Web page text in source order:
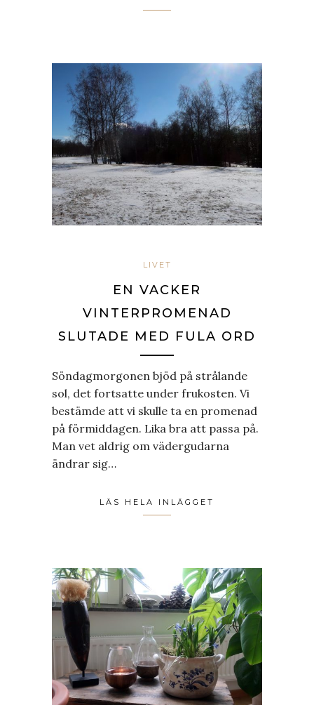
LIVET
EN VACKER
VINTERPROMENAD
SLUTADE MED FULA ORD
Söndagmorgonen bjöd på strålande
sol, det fortsatte under frukosten. Vi
bestämde att vi skulle ta en promenad
på förmiddagen. Lika bra att passa på.
Man vet aldrig om vädergudarna
ändrar sig…
LÄS HELA INLÄGGET